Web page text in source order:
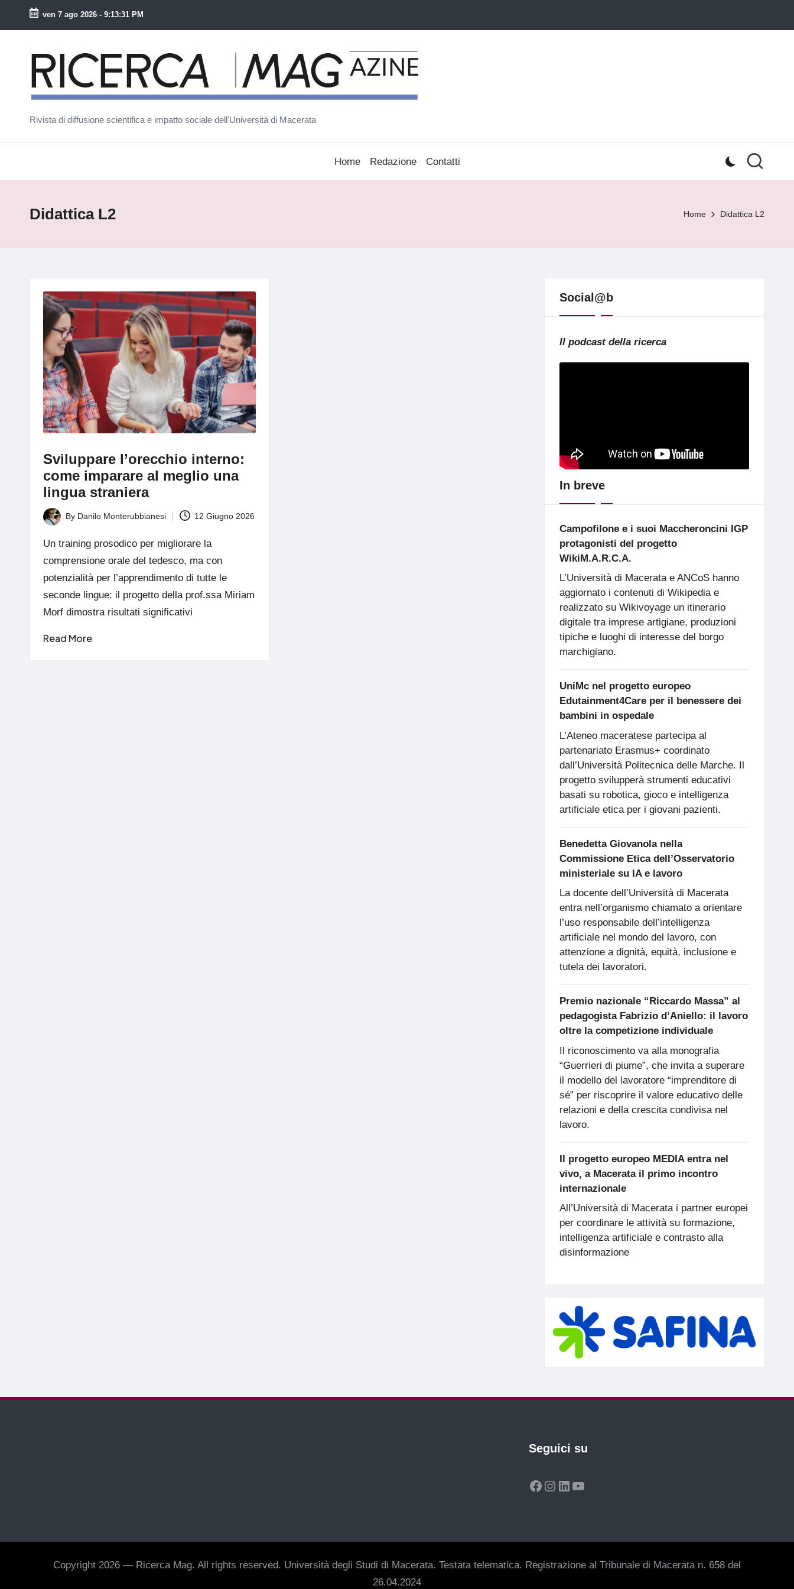
Skip
ven 7 ago 2026 - 9:13:31 PM
R
ic
e
a
M
Rivista di diffusione scientifica e impatto sociale dell'Università di Macerata
Home Redazione Contatti
Didattica L2 Home Didattica L2
Sviluppare l’orecchio interno:
come imparare al meglio una
lingua straniera
Posted
by
By Danilo Monterubbianesi 12 Giugno 2026
Un training prosodico per migliorare la
comprensione orale del tedesco, ma con
potenzialità per l’apprendimento di tutte le
seconde lingue: il progetto della prof.ssa Miriam
Morf dimostra risultati significativi
Read More
Social@b
Il podcast della ricerca
In breve
Campofilone e i suoi Maccheroncini IGP
protagonisti del progetto
WikiM.A.R.C.A.
L’Università di Macerata e ANCoS hanno
aggiornato i contenuti di Wikipedia e
realizzato su Wikivoyage un itinerario
digitale tra imprese artigiane, produzioni
tipiche e luoghi di interesse del borgo
marchigiano.
UniMc nel progetto europeo
Edutainment4Care per il benessere dei
bambini in ospedale
L’Ateneo maceratese partecipa al
partenariato Erasmus+ coordinato
dall’Università Politecnica delle Marche. Il
progetto svilupperà strumenti educativi
basati su robotica, gioco e intelligenza
artificiale etica per i giovani pazienti.
Benedetta Giovanola nella
Commissione Etica dell’Osservatorio
ministeriale su IA e lavoro
La docente dell’Università di Macerata
entra nell’organismo chiamato a orientare
l’uso responsabile dell’intelligenza
artificiale nel mondo del lavoro, con
attenzione a dignità, equità, inclusione e
tutela dei lavoratori.
Premio nazionale “Riccardo Massa” al
pedagogista Fabrizio d’Aniello: il lavoro
oltre la competizione individuale
Il riconoscimento va alla monografia
“Guerrieri di piume”, che invita a superare
il modello del lavoratore “imprenditore di
sé” per riscoprire il valore educativo delle
relazioni e della crescita condivisa nel
lavoro.
Il progetto europeo MEDIA entra nel
vivo, a Macerata il primo incontro
internazionale
All’Università di Macerata i partner europei
per coordinare le attività su formazione,
intelligenza artificiale e contrasto alla
disinformazione
Seguici su
Facebook
Instagram
LinkedIn
YouTube
Copyright 2026 — Ricerca Mag. All rights reserved. Università degli Studi di Macerata. Testata telematica. Registrazione al Tribunale di Macerata n. 658 del
26.04.2024